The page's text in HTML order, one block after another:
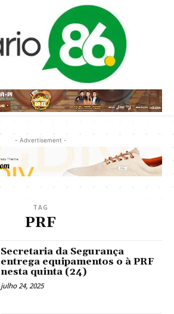
- Advertisement -
TAG
PRF
Secretaria da Segurança
entrega equipamentos o à PRF
nesta quinta (24)
julho 24, 2025